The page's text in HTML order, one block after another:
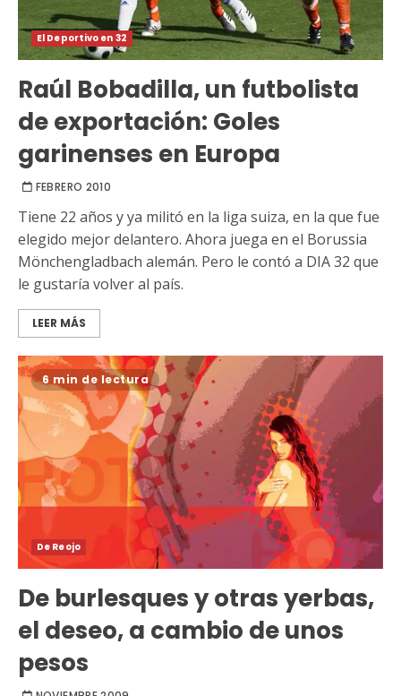
El Deportivo en 32
Raúl Bobadilla, un futbolista
de exportación: Goles
garinenses en Europa
FEBRERO 2010
Tiene 22 años y ya militó en la liga suiza, en la que fue
elegido mejor delantero. Ahora juega en el Borussia
Mönchengladbach alemán. Pero le contó a DIA 32 que
le gustaría volver al país.
LEER MÁS
6 min de lectura
De Reojo
De burlesques y otras yerbas,
el deseo, a cambio de unos
pesos